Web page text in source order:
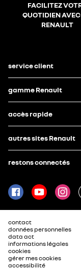
FACILITEZ
QUOTIDIEN
RENAULT
service client
gamme Renault
accès rapide
autres sites Renault
restons connectés
contact
données personnelles
data act
informations légales
cookies
gérer mes cookies
accessibilité